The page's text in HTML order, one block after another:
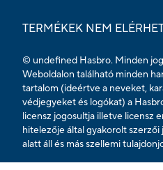
TERMÉKEK NEM
© undefined Hasbro. Minden
Weboldalon található minden
tartalom (ideértve a neveket,
védjegyeket és logókat) a
licensz jogosultja illetve licensz
hitelezője által gyakorolt
alatt áll és más szellemi